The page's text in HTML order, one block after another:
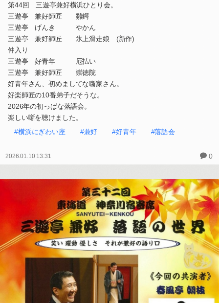
第44回 三遊亭兼好横浜ひとり会。
三遊亭 兼好師匠 雛鍔
三遊亭 げんき やかん
三遊亭 兼好師匠 氷上滑走娘 (新作)
仲入り
三遊亭 好青年 厄払い
三遊亭 兼好師匠 崇徳院
好青年さん、初めましてな噺家さん。
好楽師匠の10番弟子だそうな。
2026年の初っぱな落語会。
楽しい噺を聴けました。
#横浜にぎわい座
#兼好 #好青年 #落語会
2026.01.10 13:31 0